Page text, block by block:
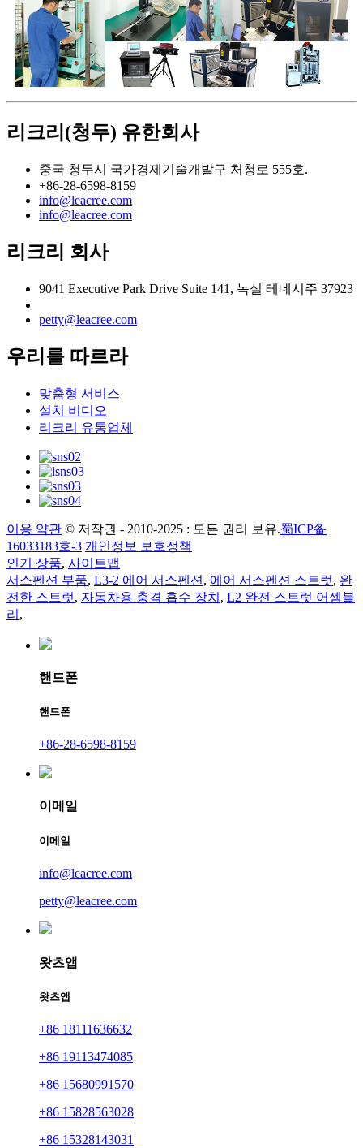
리크리(청두) 유한회사
중국 청두시 국가경제기술개발구 처청로 555호.
+86-28-6598-8159
info@leacree.com
info@leacree.com
리크리 회사
9041 Executive Park Drive Suite 141, 녹실 테네시주 37923
petty@leacree.com
우리를 따르라
맞춤형 서비스
설치 비디오
리크리 유통업체
이용 약관 © 저작권 - 2010-2025 : 모든 권리 보유.蜀ICP备
16033183호-3 개인정보 보호정책
인기 상품, 사이트맵
서스펜션 부품, L3-2 에어 서스펜션 , 에어 서스펜션 스트럿, 완
전한 스트럿, 자동차용 충격 흡수 장치 , L2 완전 스트럿 어셈블
리 ,
핸드폰
핸드폰
+86-28-6598-8159
이메일
이메일
info@leacree.com
petty@leacree.com
왓츠앱
왓츠앱
+86 18111636632
+86 19113474085
+86 15680991570
+86 15828563028
+86 15328143031